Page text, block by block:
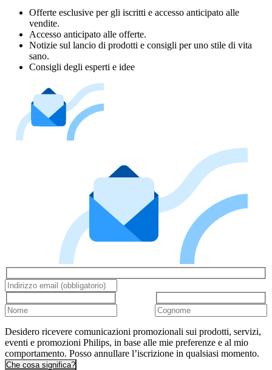
Offerte esclusive per gli iscritti e accesso anticipato alle
vendite.
Accesso anticipato alle offerte.
Notizie sul lancio di prodotti e consigli per uno stile di vita
sano.
Consigli degli esperti e idee
Desidero ricevere comunicazioni promozionali sui prodotti, servizi,
eventi e promozioni Philips, in base alle mie preferenze e al mio
comportamento. Posso annullare l’iscrizione in qualsiasi momento.
Che cosa significa?